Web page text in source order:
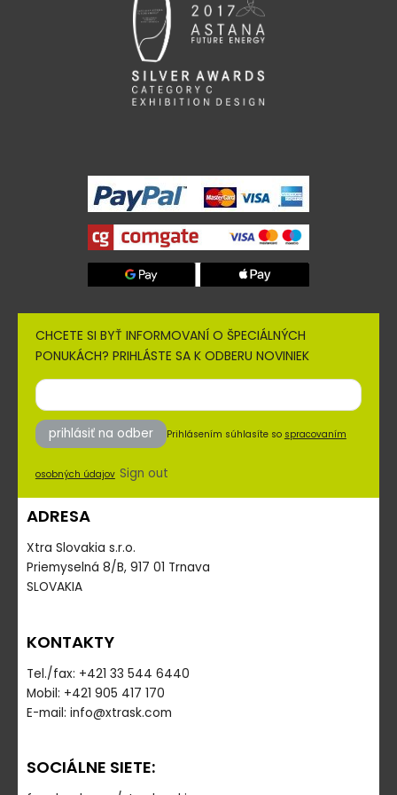
CHCETE SI BYŤ INFORMOVANÍ O ŠPECIÁLNÝCH
PONUKÁCH? PRIHLÁSTE SA K ODBERU NOVINIEK
prihlásiť na odber Prihlásením súhlasíte so spracovaním
osobných údajov Sign out
ADRESA
Xtra Slovakia s.r.o.
Priemyselná 8/B, 917 01 Trnava
SLOVAKIA
KONTAKTY
Tel./fax: +421 33 544 6440
Mobil: +421 905 417 170
E-mail: info@xtrask.com
SOCIÁLNE SIETE: